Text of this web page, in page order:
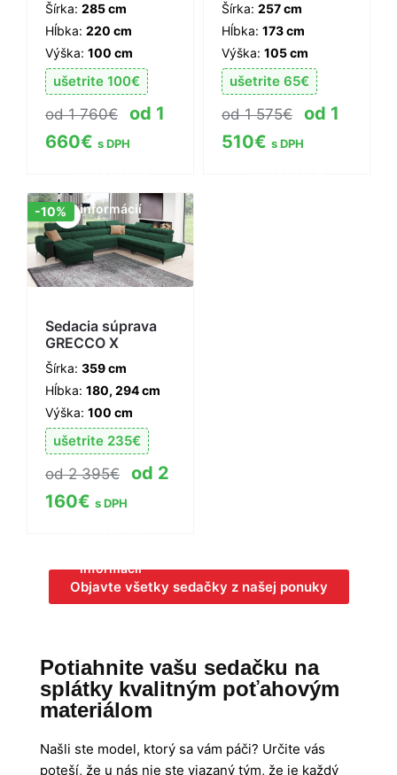
Šírka: 285 cm
Hĺbka: 220 cm
Výška: 100 cm
ušetrite 100€
1 760€
1
660€ s DPH
informácií
Šírka: 257 cm
Hĺbka: 173 cm
Výška: 105 cm
ušetrite 65€
1 575€
1
510€ s DPH
Zľava!
-10%
Sedacia súprava
GRECCO X
Šírka: 359 cm
Hĺbka: 180, 294 cm
Výška: 100 cm
ušetrite 235€
2 395€
2
160€ s DPH
informácií
Objavte všetky sedačky z našej ponuky
Potiahnite vašu sedačku na
splátky kvalitným poťahovým
materiálom
Našli ste model, ktorý sa vám páči? Určite vás
poteší, že u nás nie ste viazaný tým, že je každý